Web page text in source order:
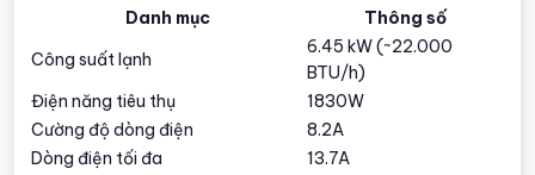
Danh mục
Thông số
Công suất lạnh
6.45 kW (~22.000
BTU/h)
Điện năng tiêu thụ
1830W
Cường độ dòng điện
8.2A
Dòng điện tối đa
13.7A